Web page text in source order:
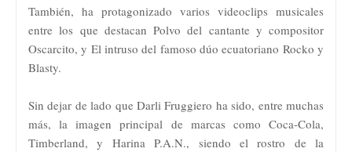
También, ha protagonizado varios videoclips musicales
entre los que destacan Polvo del cantante y compositor
Oscarcito, y El intruso del famoso dúo ecuatoriano Rocko y
Blasty.
Sin dejar de lado que Darli Fruggiero ha sido, entre muchas
más, la imagen principal de marcas como Coca-Cola,
Timberland, y Harina P.A.N., siendo el rostro de la